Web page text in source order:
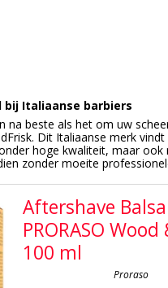
Italiaanse barbiers
beste als het om uw
Dit Italiaanse merk
hoge kwaliteit, maar
zonder moeite
Aftershave
PRORASO Wood
100 ml
Proraso